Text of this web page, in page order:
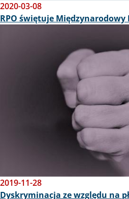
2020-03-08
RPO świętuje Międzynarodowy
2019-11-28
Dyskryminacja ze względu na